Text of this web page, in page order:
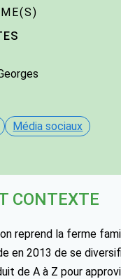
Média sociaux
CONTEXTE
reprend la ferme
en 2013 de se
de A à Z pour